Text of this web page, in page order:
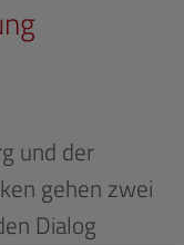
und der
gehen zwei
Dialog